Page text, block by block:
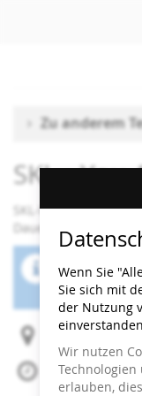
Zu anderem
SKL - You
SKL-Workshop
Dauer: 120 Minuten
Der
ist beendet.
Heidi Horten
Mo, 1. Juni 2026
Beginn:08:30
Wenn Sie
Sie sich mit
der Nutzung
Wir nutzen
erlauben,